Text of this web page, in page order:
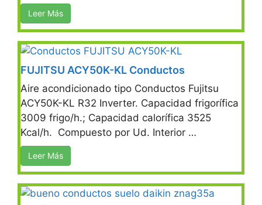
Leer Más
FUJITSU ACY50K-KL Conductos
Aire acondicionado tipo Conductos Fujitsu
ACY50K-KL R32 Inverter. Capacidad frigorífica
3009 frigo/h.; Capacidad calorífica 3525
Kcal/h. Compuesto por Ud. Interior …
Leer Más